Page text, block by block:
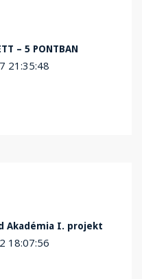
– 5 PONTBAN
21:35:48
Akadémia I. projekt
18:07:56